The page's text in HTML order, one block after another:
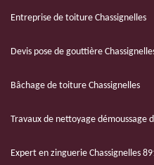
Entreprise de toiture Chassignelles
Devis pose de gouttière
Bâchage de toiture Chassignelles
Travaux de nettoyage démoussage
Expert en zinguerie Chassignelles